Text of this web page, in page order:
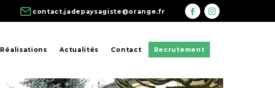
contact.jadepaysagiste@orange.fr
Réalisations Actualités Contact Recrutement